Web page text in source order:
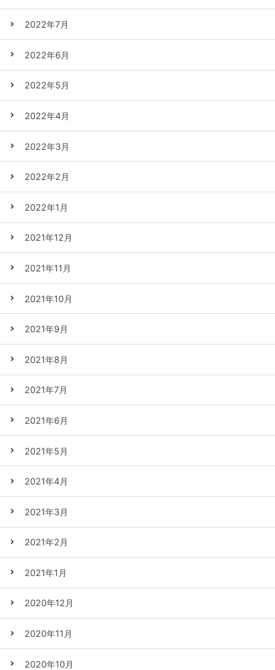
2022年7月
2022年6月
2022年5月
2022年4月
2022年3月
2022年2月
2022年1月
2021年12月
2021年11月
2021年10月
2021年9月
2021年8月
2021年7月
2021年6月
2021年5月
2021年4月
2021年3月
2021年2月
2021年1月
2020年12月
2020年11月
2020年10月